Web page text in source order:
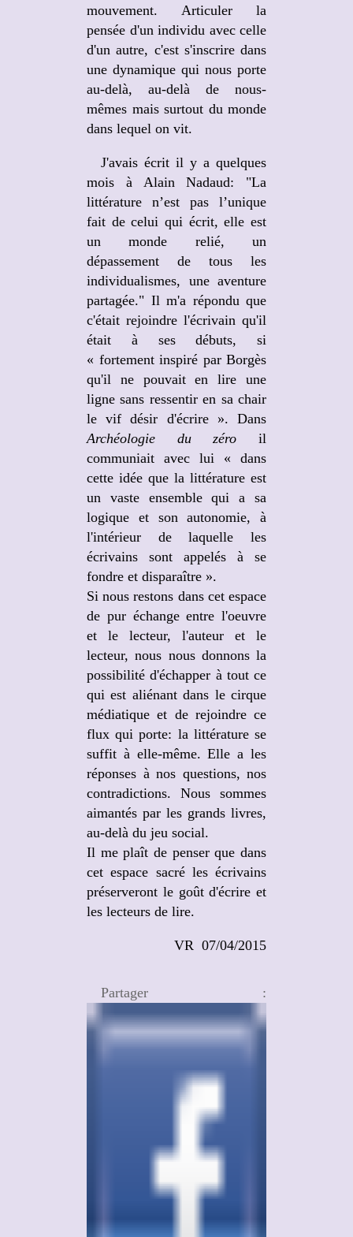
mouvement. Articuler la
pensée d'un individu avec celle
d'un autre, c'est s'inscrire dans
une dynamique qui nous porte
au-delà, au-delà de nous-
mêmes mais surtout du monde
dans lequel on vit.
J'avais écrit il y a quelques
mois à Alain Nadaud: "La
littérature n’est pas l’unique
fait de celui qui écrit, elle est
un monde relié, un
dépassement de tous les
individualismes, une aventure
partagée." Il m'a répondu que
c'était rejoindre l'écrivain qu'il
était à ses débuts, si
« fortement inspiré par Borgès
qu'il ne pouvait en lire une
ligne sans ressentir en sa chair
le vif désir d'écrire ». Dans
Archéologie du zéro il
communiait avec lui « dans
cette idée que la littérature est
un vaste ensemble qui a sa
logique et son autonomie, à
l'intérieur de laquelle les
écrivains sont appelés à se
fondre et disparaître ».
Si nous restons dans cet espace
de pur échange entre l'oeuvre
et le lecteur, l'auteur et le
lecteur, nous nous donnons la
possibilité d'échapper à tout ce
qui est aliénant dans le cirque
médiatique et de rejoindre ce
flux qui porte: la littérature se
suffit à elle-même. Elle a les
réponses à nos questions, nos
contradictions. Nous sommes
aimantés par les grands livres,
au-delà du jeu social.
Il me plaît de penser que dans
cet espace sacré les écrivains
préserveront le goût d'écrire et
les lecteurs de lire.
VR 07/04/2015
Partager :